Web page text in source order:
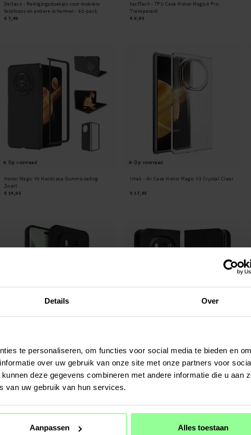
Details Over
te personaliseren, om functies voor social media te bieden en
over uw gebruik van onze site met onze partners voor
deze gegevens combineren met andere informatie die u aan
van uw gebruik van hun services.
Aanpassen Alles toestaan
Deltaco - Reinigingsdoekjes voor mobiele
telefoons en andere schermen - 52-pack
€ 7,49
tectTech - TPU Case Honor Magic8 Pro
Transparant
€ 9,95
Op voorraad
Honor Magic V3 Hardcase Gummicoating
Zwart
€ 14,95
Op voorraad
Imak - Air Case Honor Magic V3 Crystal Clear
€ 17,95
Imak -Frosted TPU Case Honor Magic6 Pro
zwart
€ 9,95
Honor Magic6 Pro Multi Bookcover hoesje
zwart
€ 17,95